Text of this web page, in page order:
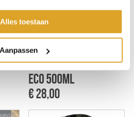
Alles toestaan
AanpassenJames
Vezelbeschermer
ECO 500ml
€ 28,00